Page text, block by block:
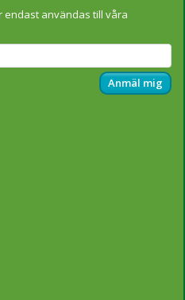
endast användas till våra
Anmäl mig